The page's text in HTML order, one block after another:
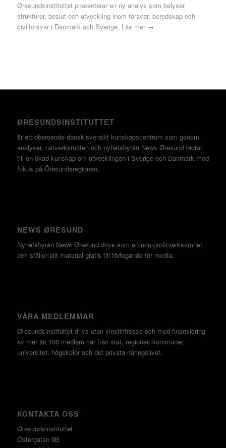
Øresundsinstituttet presenterar en ny analys som belyser
strukturer, beslut och utveckling inom försvar, beredskap och
civilförsvar i Danmark och Sverige. Läs mer →
ØRESUNDSINSTITUTTET
är ett oberoende dansk-svenskt kunskapscentrum som genom
analyser, nätverksmöten och nyhetsbyrån News Øresund bidrar
till en ökad kunskap om utvecklingen i Sverige och Danmark med
fokus på Öresundsregionen.
NEWS ØRESUND
Nyhetsbyrån News Øresund drivs som en non-profitverksamhet
och ställer allt material gratis till förfogande för media.
VÅRA MEDLEMMAR
Øresundsinstituttet drivs utan vinst­intresse och med finansiering
av mer än 100 medlemmar från stat, regioner, kommuner,
universitet, högskolor och det privata näringslivet.
KONTAKTA OSS
Øresundsinstituttet
Östergatan 9B